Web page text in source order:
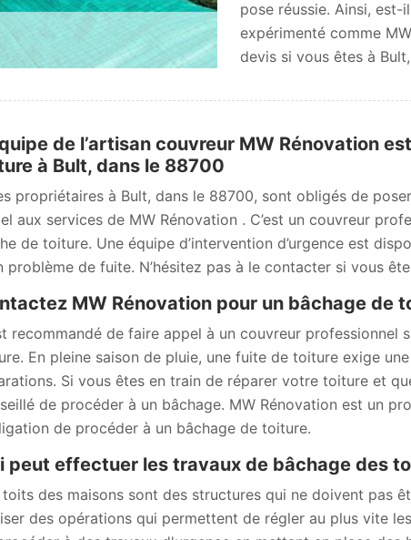
pose réussie. Ainsi,
expérimenté comme
devis si vous êtes à
de l’artisan couvreur MW Rénovation
à Bult, dans le 88700
propriétaires à Bult, dans le 88700, sont obligés de
aux services de MW Rénovation . C’est un couvreur
de toiture. Une équipe d’intervention d’urgence est
problème de fuite. N’hésitez pas à le contacter si vous
MW Rénovation pour un bâchage de
recommandé de faire appel à un couvreur professionnel
En pleine saison de pluie, une fuite de toiture exige
Si vous êtes en train de réparer votre toiture et
de procéder à un bâchage. MW Rénovation est un
de procéder à un bâchage de toiture.
peut effectuer les travaux de bâchage des
toits des maisons sont des structures qui ne doivent pas
des opérations qui permettent de régler au plus vite